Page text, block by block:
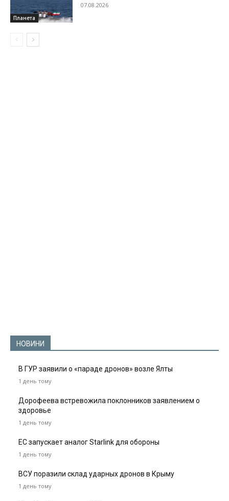
Планета
07.08.2026
НОВИНИ
В ГУР заявили о «параде дронов» возле Ялты
1 день тому
Дорофеева встревожила поклонников заявлением о
здоровье
1 день тому
ЕС запускает аналог Starlink для обороны
1 день тому
ВСУ поразили склад ударных дронов в Крыму
1 день тому